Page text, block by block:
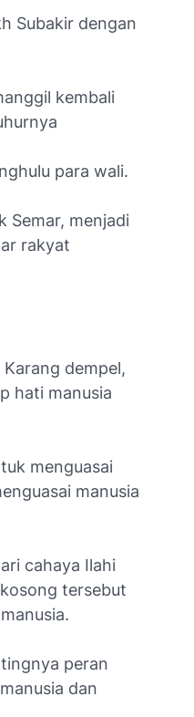
Subakir dengan
kembali
para wali.
Semar, menjadi
rakyat
dempel,
hati manusia
menguasai
manusia
cahaya Ilahi
tersebut
peran
dan